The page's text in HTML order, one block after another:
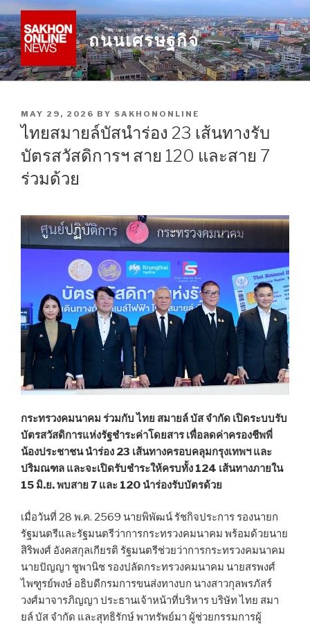
to
content
ถนนเศรษฐกิจ
POSTED
ON
MAY 29, 2026 BY SAKHONONLINE
ไทยสมายล์บัสนำร่อง 23 เส้นทางรับ
บัตรสวัสดิการฯ สาย 120 และสาย 7
ร่วมด้วย
กระทรวงคมนาคม ร่วมกับ ไทย สมายล์ บัส จำกัด เปิดระบบรับ
บัตรสวัสดิการแห่งรัฐชำระค่าโดยสาร เพื่อลดค่าครองชีพพี่
น้องประชาชน นำร่อง 23 เส้นทางครอบคลุมกรุงเทพฯ และ
ปริมณฑล และจะเปิดรับชำระให้ครบทั้ง 124 เส้นทางภายใน
15 มิ.ย. พบสาย 7 และ 120 นำร่องรับบัตรด้วย
เมื่อวันที่ 28 พ.ค. 2569 นายพิพัฒน์ รัชกิจประการ รองนายก
รัฐมนตรีและรัฐมนตรีว่าการกระทรวงคมนาคม พร้อมด้วยนาย
สิริพงศ์ อังคสกุลเกียรติ รัฐมนตรีช่วยว่าการกระทรวงคมนาคม
นายปัญญา ชูพานิช รองปลัดกระทรวงคมนาคม นายสรพงศ์
ไพฑูรย์พงษ์ อธิบดีกรมการขนส่งทางบก นางสาวกุลพรภัสร์
วงศ์มาจารภิญญา ประธานเจ้าหน้าที่บริหาร บริษัท ไทย สมา
ยล์ บัส จำกัด และสุทธิรักษ์ พาทรัพย์มา ผู้ช่วยกรรมการผู้